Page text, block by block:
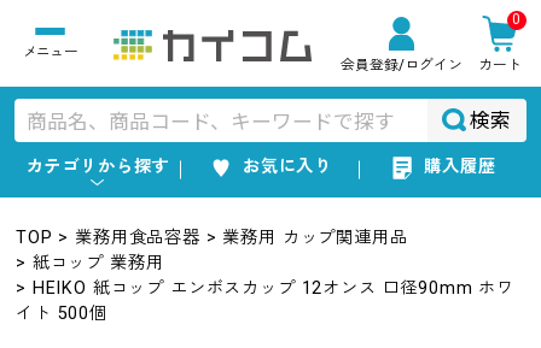
会員登録/ログイン
0
カート
検索
カテゴリから探す お気に入り 購入履歴
TOP 業務用食品容器
業務用 カップ関連用品
紙コップ 業務用
HEIKO 紙コップ エンボスカップ 12オンス 口径90mm ホワ
イト 500個